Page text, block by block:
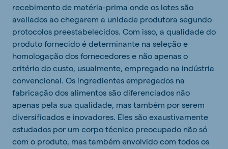
recebimento de matéria-prima onde os lotes são
avaliados ao chegarem a unidade produtora segundo
protocolos preestabelecidos. Com isso, a qualidade do
produto fornecido é determinante na seleção e
homologação dos fornecedores e não apenas o
critério do custo, usualmente, empregado na indústria
convencional. Os ingredientes empregados na
fabricação dos alimentos são diferenciados não
apenas pela sua qualidade, mas também por serem
diversificados e inovadores. Eles são exaustivamente
estudados por um corpo técnico preocupado não só
com o produto, mas também envolvido com todos os